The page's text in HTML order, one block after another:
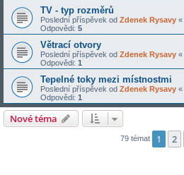
TV - typ rozměrů
Poslední příspěvek od Zdenek Rysavy «
Odpovědi: 5
Větrací otvory
Poslední příspěvek od Zdenek Rysavy «
Odpovědi: 1
Tepelné toky mezi místnostmi
Poslední příspěvek od Zdenek Rysavy «
Odpovědi: 1
Nové téma
79 témat 1 2